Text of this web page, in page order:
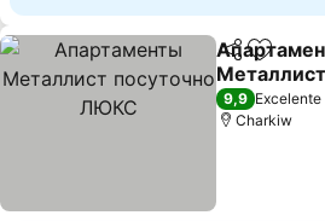
Partilhar
ЛЮКС
Ver preços
9,9 Excelente
Charkiw